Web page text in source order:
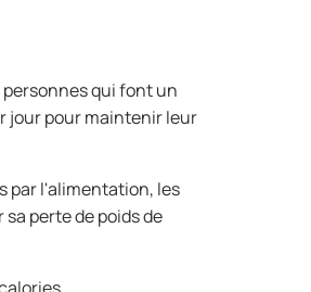
qui font un
jour pour maintenir leur
par l'alimentation, les
perte de poids de